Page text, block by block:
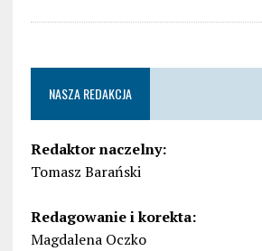
NASZA REDAKCJA
Redaktor naczelny:
Tomasz Barański
Redagowanie i korekta:
Magdalena Oczko